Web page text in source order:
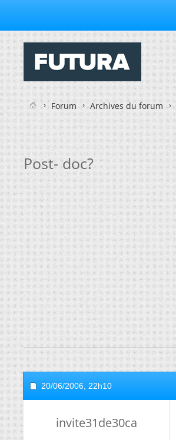
Forum Archives du forum
Post- doc?
20/06/2006, 22h10
invite31de30ca